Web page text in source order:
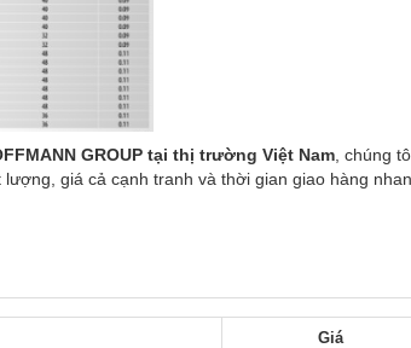
GROUP tại thị trường Việt Nam, chúng
giá cả cạnh tranh và thời gian giao hàng
Giá